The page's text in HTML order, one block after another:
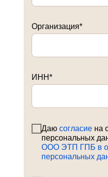
Организация*
ИНН*
Даю согласие на
персональных
ООО ЭТП ГПБ в
персональных